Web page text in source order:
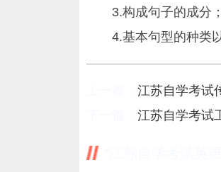
3.构成句子的成分；
4.基本句型的种类以
江苏自学考试
江苏自学考试